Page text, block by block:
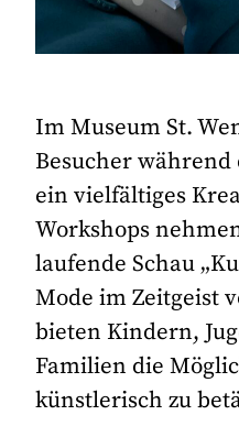
Im Museum St.
Besucher
ein vielfältiges
Workshops
laufende Schau
Mode im Zeitgeist
bieten Kindern,
Familien die
künstlerisch zu